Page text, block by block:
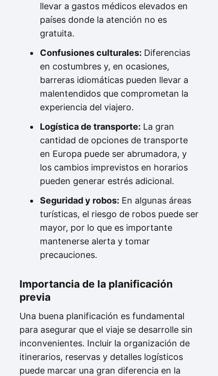
llevar a gastos médicos elevados en
países donde la atención no es
gratuita.
Confusiones culturales: Diferencias
en costumbres y, en ocasiones,
barreras idiomáticas pueden llevar a
malentendidos que comprometan la
experiencia del viajero.
Logística de transporte: La gran
cantidad de opciones de transporte
en Europa puede ser abrumadora, y
los cambios imprevistos en horarios
pueden generar estrés adicional.
Seguridad y robos: En algunas áreas
turísticas, el riesgo de robos puede ser
mayor, por lo que es importante
mantenerse alerta y tomar
precauciones.
Importancia de la planificación
previa
Una buena planificación es fundamental
para asegurar que el viaje se desarrolle sin
inconvenientes. Incluir la organización de
itinerarios, reservas y detalles logísticos
puede marcar una gran diferencia en la